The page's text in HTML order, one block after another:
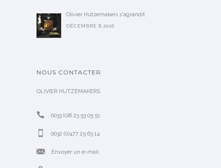
Olivier Hutzemakers s'agrandit
DÉCEMBRE 8,2016
NOUS CONTACTER
OLIVIER HUTZEMAKERS
0033 (0)6 23 53 05 51
0032 (0)477 25 63 14
Envoyer un e-mail